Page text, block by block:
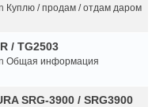
Куплю / продам / отдам даром
/ TG2503
Общая информация
SRG-3900 / SRG3900